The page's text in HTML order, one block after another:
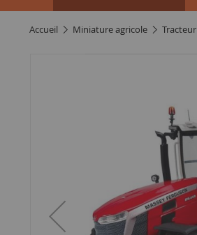
accueil miniature agricole